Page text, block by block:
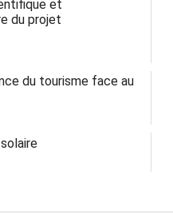
et
du projet
du tourisme face au